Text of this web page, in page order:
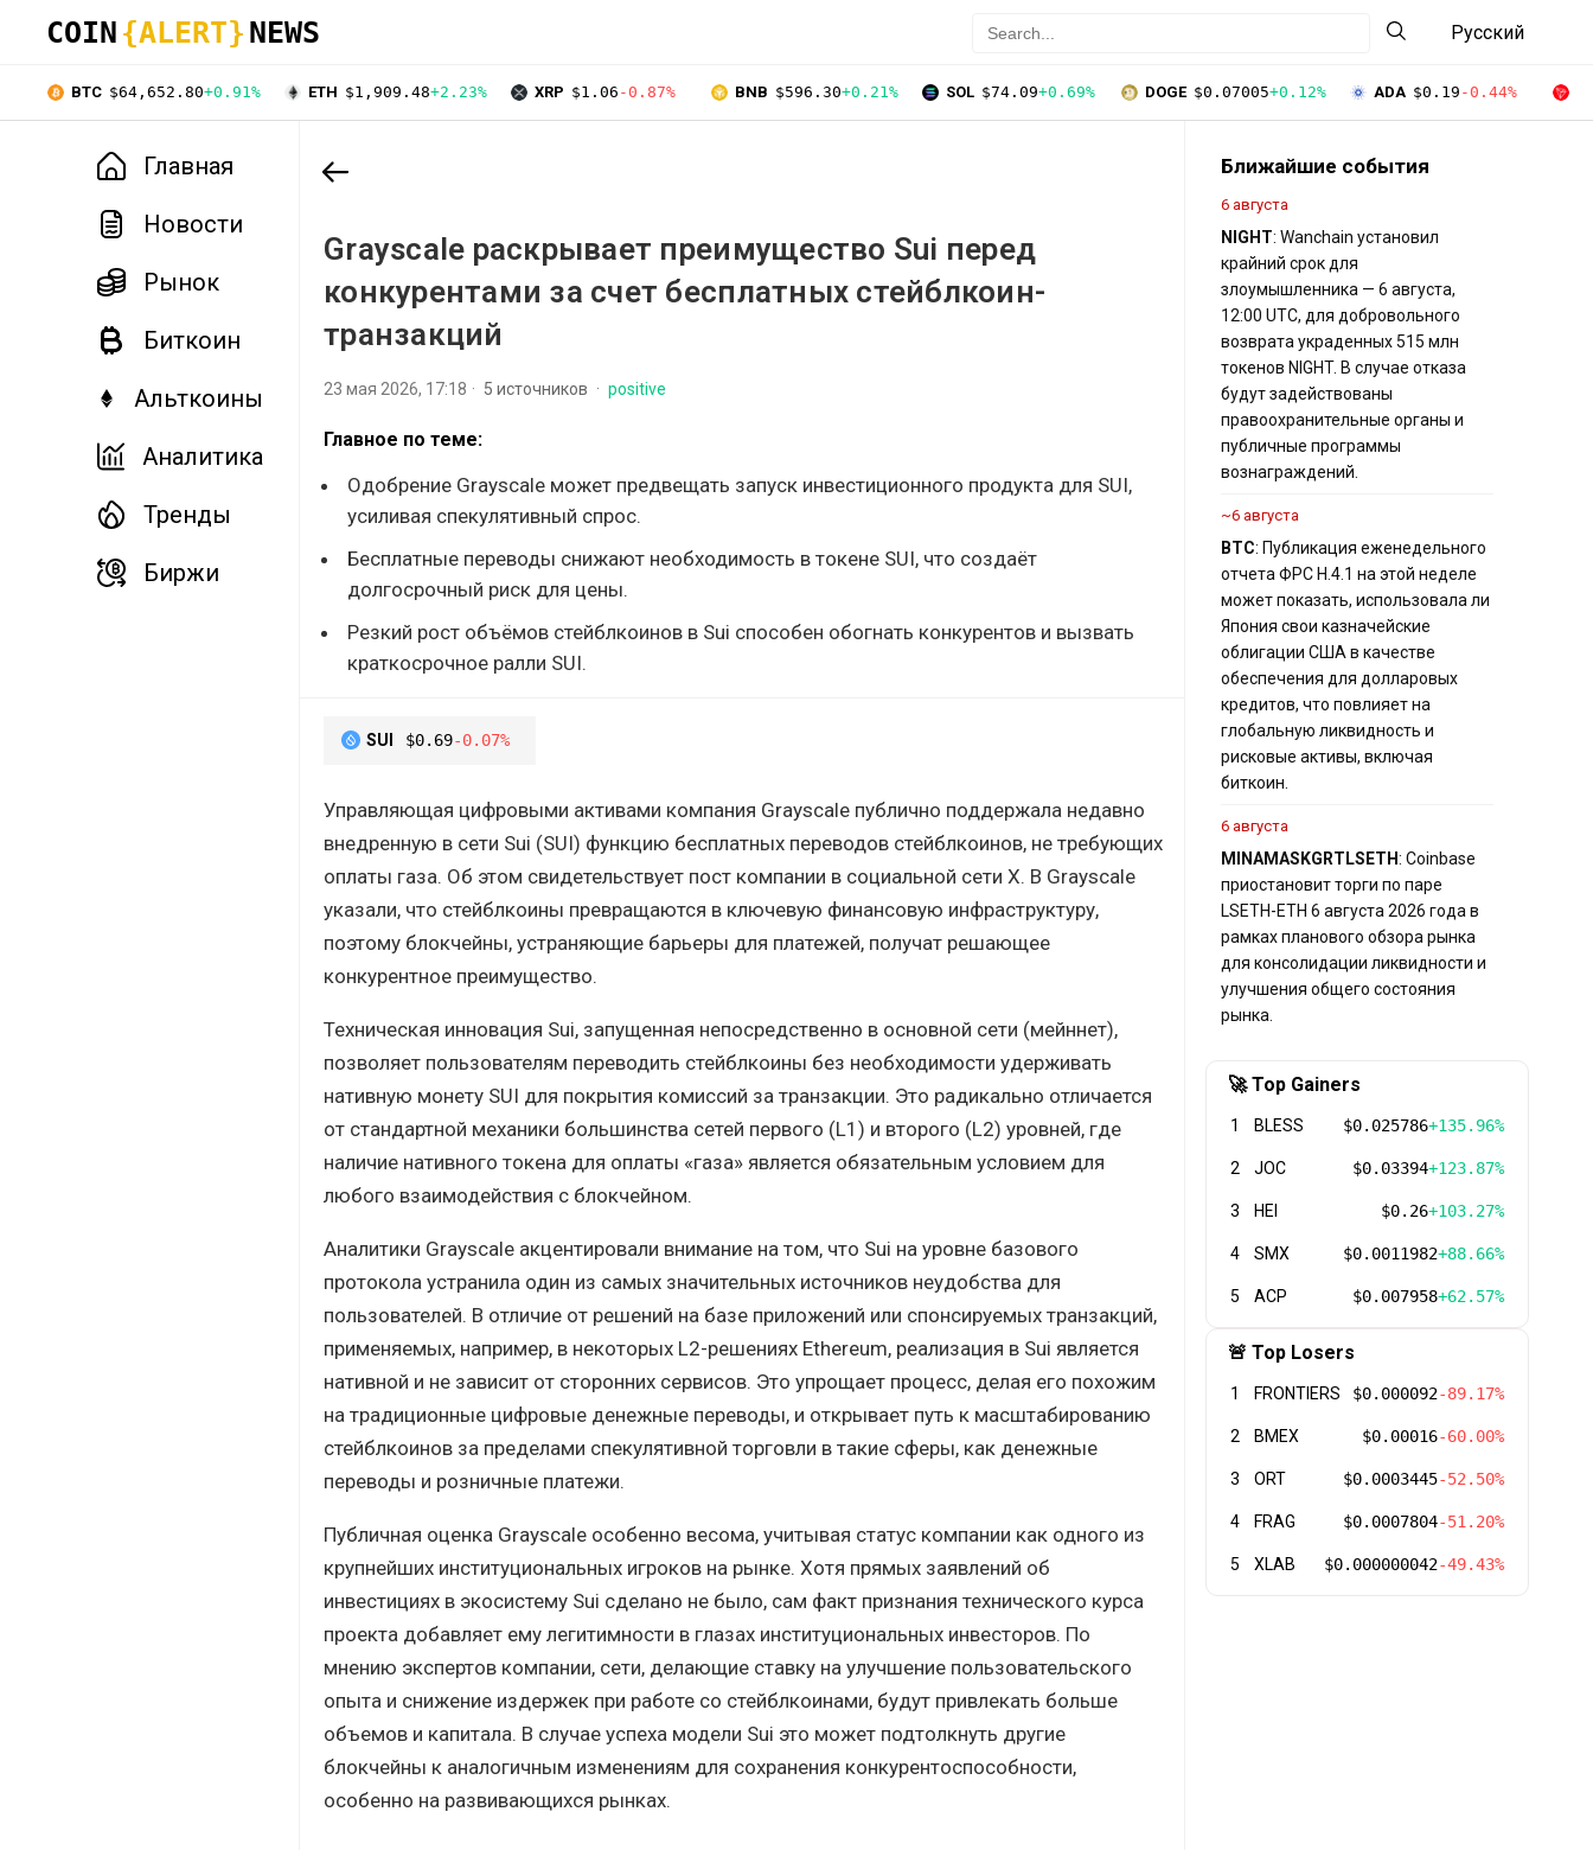
COIN {ALERT} NEWS Русский
BTC $64,652.80+0.91% ETH $1,909.48+2.23% XRP $1.06 -0.87% BNB $596.30+0.21% SOL $74.09+0.69% DOGE $0.07005+0.12% ADA $0.19 -0.44%
Главная
Новости
Рынок
Биткоин
Альткоины
Аналитика
Тренды
Биржи
Grayscale раскрывает преимущество Sui перед
конкурентами за счет бесплатных стейблкоин-
транзакций
23 мая 2026, 17:18 5 источников positive
Главное по теме:
Одобрение Grayscale может предвещать запуск инвестиционного продукта для SUI,
усиливая спекулятивный спрос.
Бесплатные переводы снижают необходимость в токене SUI, что создаёт
долгосрочный риск для цены.
Резкий рост объёмов стейблкоинов в Sui способен обогнать конкурентов и вызвать
краткосрочное ралли SUI.
SUI $0.69-0.07%
Управляющая цифровыми активами компания Grayscale публично поддержала недавно
внедренную в сети Sui (SUI) функцию бесплатных переводов стейблкоинов, не требующих
оплаты газа. Об этом свидетельствует пост компании в социальной сети X. В Grayscale
указали, что стейблкоины превращаются в ключевую финансовую инфраструктуру,
поэтому блокчейны, устраняющие барьеры для платежей, получат решающее
конкурентное преимущество.
Техническая инновация Sui, запущенная непосредственно в основной сети (мейннет),
позволяет пользователям переводить стейблкоины без необходимости удерживать
нативную монету SUI для покрытия комиссий за транзакции. Это радикально отличается
от стандартной механики большинства сетей первого (L1) и второго (L2) уровней, где
наличие нативного токена для оплаты «газа» является обязательным условием для
любого взаимодействия с блокчейном.
Аналитики Grayscale акцентировали внимание на том, что Sui на уровне базового
протокола устранила один из самых значительных источников неудобства для
пользователей. В отличие от решений на базе приложений или спонсируемых транзакций,
применяемых, например, в некоторых L2-решениях Ethereum, реализация в Sui является
нативной и не зависит от сторонних сервисов. Это упрощает процесс, делая его похожим
на традиционные цифровые денежные переводы, и открывает путь к масштабированию
стейблкоинов за пределами спекулятивной торговли в такие сферы, как денежные
переводы и розничные платежи.
Публичная оценка Grayscale особенно весома, учитывая статус компании как одного из
крупнейших институциональных игроков на рынке. Хотя прямых заявлений об
инвестициях в экосистему Sui сделано не было, сам факт признания технического курса
проекта добавляет ему легитимности в глазах институциональных инвесторов. По
мнению экспертов компании, сети, делающие ставку на улучшение пользовательского
опыта и снижение издержек при работе со стейблкоинами, будут привлекать больше
объемов и капитала. В случае успеха модели Sui это может подтолкнуть другие
блокчейны к аналогичным изменениям для сохранения конкурентоспособности,
особенно на развивающихся рынках.
Ближайшие события
6 августа
NIGHT: Wanchain установил
крайний срок для
злоумышленника — 6 августа,
12:00 UTC, для добровольного
возврата украденных 515 млн
токенов NIGHT. В случае отказа
будут задействованы
правоохранительные органы и
публичные программы
вознаграждений.
~6 августа
BTC: Публикация еженедельного
отчета ФРС H.4.1 на этой неделе
может показать, использовала ли
Япония свои казначейские
облигации США в качестве
обеспечения для долларовых
кредитов, что повлияет на
глобальную ликвидность и
рисковые активы, включая
биткоин.
6 августа
MINAMASKGRTLSETH: Coinbase
приостановит торги по паре
LSETH-ETH 6 августа 2026 года в
рамках планового обзора рынка
для консолидации ликвидности и
улучшения общего состояния
рынка.
🚀 Top Gainers
1 BLESS $0.025786+135.96%
2 JOC $0.03394+123.87%
3 HEI $0.26+103.27%
4 SMX $0.0011982+88.66%
5 ACP $0.007958+62.57%
🚨 Top Losers
1 FRONTIERS $0.000092-89.17%
2 BMEX $0.00016-60.00%
3 ORT $0.0003445-52.50%
4 FRAG $0.0007804-51.20%
5 XLAB $0.000000042-49.43%